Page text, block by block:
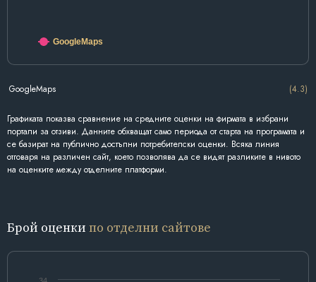
GoogleMaps
GoogleMaps (4.3)
Графиката показва сравнение на средните оценки на фирмата в избрани
портали за отзиви. Данните обхващат само периода от старта на програмата и
се базират на публично достъпни потребителски оценки. Всяка линия
отговаря на различен сайт, което позволява да се видят разликите в нивото
на оценките между отделните платформи.
Брой оценки по отделни сайтове